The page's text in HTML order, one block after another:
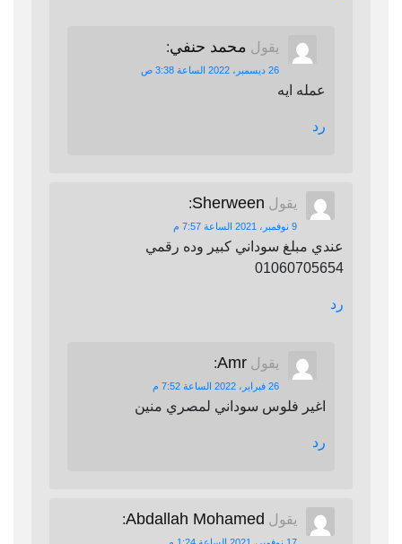
يقول محمد حنفي:
26 ديسمبر، 2022 الساعة 3:38 ص
عمله ايه
رد
يقول Sherween
:
9 نوفمبر، 2021 الساعة 7:57 م
عندي مبلغ سوداني كبير وده رقمي
01060705654
رد
يقول Amr
:
26 فبراير، 2022 الساعة 7:52 م
اغير فلوس سوداني لمصري منين
رد
يقول Abdallah Mohamed
: